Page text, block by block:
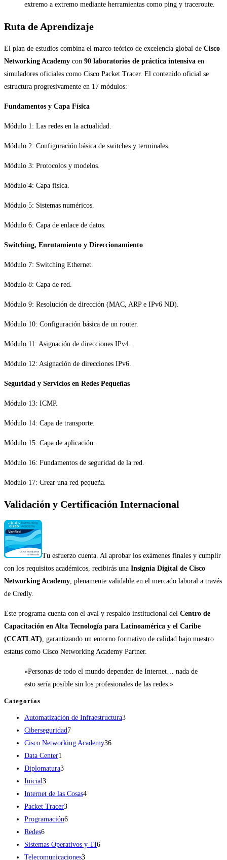
extremo a extremo mediante herramientas como ping y traceroute.
Ruta de Aprendizaje
El plan de estudios combina el marco teórico de excelencia global de Cisco
Networking Academy con 90 laboratorios de práctica intensiva en
simuladores oficiales como Cisco Packet Tracer. El contenido oficial se
estructura progresivamente en 17 módulos:
Fundamentos y Capa Física
Módulo 1: Las redes en la actualidad.
Módulo 2: Configuración básica de switches y terminales.
Módulo 3: Protocolos y modelos.
Módulo 4: Capa física.
Módulo 5: Sistemas numéricos.
Módulo 6: Capa de enlace de datos.
Switching, Enrutamiento y Direccionamiento
Módulo 7: Switching Ethernet.
Módulo 8: Capa de red.
Módulo 9: Resolución de dirección (MAC, ARP e IPv6 ND).
Módulo 10: Configuración básica de un router.
Módulo 11: Asignación de direcciones IPv4.
Módulo 12: Asignación de direcciones IPv6.
Seguridad y Servicios en Redes Pequeñas
Módulo 13: ICMP.
Módulo 14: Capa de transporte.
Módulo 15: Capa de aplicación.
Módulo 16: Fundamentos de seguridad de la red.
Módulo 17: Crear una red pequeña.
Validación y Certificación Internacional
Tu esfuerzo cuenta. Al aprobar los exámenes finales y cumplir
con los requisitos académicos, recibirás una Insignia Digital de Cisco
Networking Academy , plenamente validable en el mercado laboral a través
de Credly.
Este programa cuenta con el aval y respaldo institucional del Centro de
Capacitación en Alta Tecnología para Latinoamérica y el Caribe
(CCATLAT) , garantizando un entorno formativo de calidad bajo nuestro
estatus como Cisco Networking Academy Partner.
«Personas de todo el mundo dependen de Internet… nada de
esto sería posible sin los profesionales de las redes.»
Categorías
Automatización de Infraestructura33
Ciberseguridad77
productos
Cisco Networking Academy3636
Data Center1
producto
Diplomatura33
Inicial33
productos
Internet de las Cosas44
Packet Tracer33
productos
Programación66
Redes66
productos
Sistemas Operativos y TI66
Telecomunicaciones33